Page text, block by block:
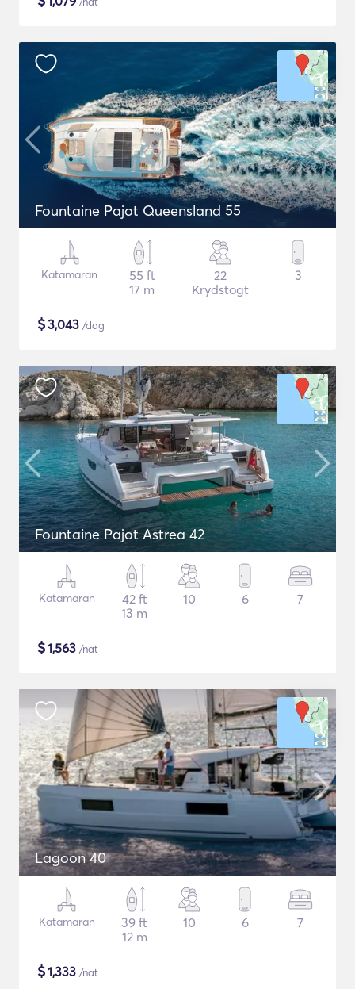
Fountaine Pajot Queensland 55
Katamaran
55 ft
17 m
22
Krydstogt
3
$3,043 /dag
Fountaine Pajot Astrea 42
Katamaran
42 ft
13 m
10 6 7
$1,563 /nat
Lagoon 40
Katamaran
39 ft
12 m
10 6 7
$1,333 /nat